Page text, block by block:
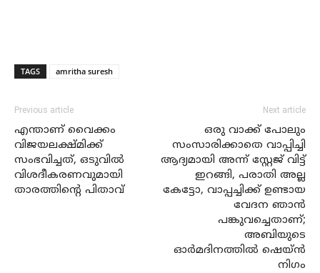
TAGS amritha suresh
Previous article
എന്താണ് വൈക്കം
വിജയലക്ഷ്മിക്ക്
സംഭവിച്ചത്, ഒടുവിൽ
വിശദീകരണവുമായി
താരത്തിന്റെ പിതാവ്
Next article
ഒരു വാക്ക് പോലും
സംസാരിക്കാതെ വാപ്പിച്ചി
ആദ്യമായി അന്ന് സ്റ്റേജ് വിട്ട്
ഇറങ്ങി, പരാതി അല്ല
കേട്ടോ, വാപ്പച്ചിക്ക് ഉണ്ടായ
വേദന ഞാൻ
പങ്കുവച്ചെതാണ്;
അബിയുടെ
ഓർമദിനത്തിൽ ഷെയ്ൻ
നിഗം